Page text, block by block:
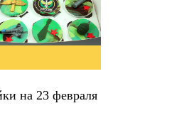
на 23 февраля